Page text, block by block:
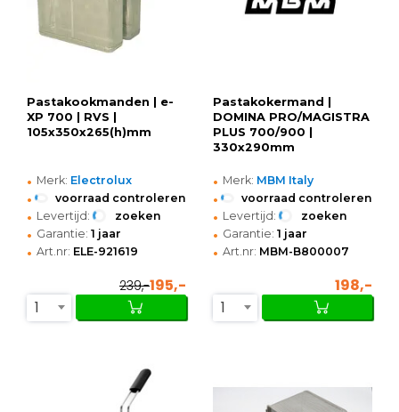
Pastakookmanden | e-
XP 700 | RVS |
105x350x265(h)mm
• Merk: Electrolux
• voorraad controleren
• Levertijd: zoeken
• Garantie: 1 jaar
• Art.nr: ELE-921619
239,-195,-
1
Pastakokermand |
DOMINA PRO/MAGISTRA
PLUS 700/900 |
330x290mm
• Merk: MBM Italy
• voorraad controleren
• Levertijd: zoeken
• Garantie: 1 jaar
• Art.nr: MBM-B800007
198,-
1